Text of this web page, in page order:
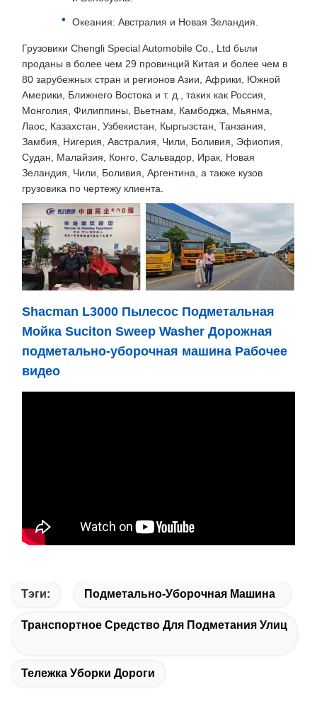
Океания: Австралия и Новая Зеландия.
Грузовики Chengli Special Automobile Co., Ltd были
проданы в более чем 29 провинций Китая и более чем в
80 зарубежных стран и регионов Азии, Африки, Южной
Америки, Ближнего Востока и т. д., таких как Россия,
Монголия, Филиппины, Вьетнам, Камбоджа, Мьянма,
Лаос, Казахстан, Узбекистан, Кыргызстан, Танзания,
Замбия, Нигерия, Австралия, Чили, Боливия, Эфиопия,
Судан, Малайзия, Конго, Сальвадор, Ирак, Новая
Зеландия, Чили, Боливия, Аргентина, а также кузов
грузовика по чертежу клиента.
Shacman L3000 Пылесос Подметальная
Мойка Suciton Sweep Washer Дорожная
подметально-уборочная машина Рабочее
видео
Тэги: Подметально-Уборочная Машина
Транспортное Средство Для Подметания Улиц
Тележка Уборки Дороги